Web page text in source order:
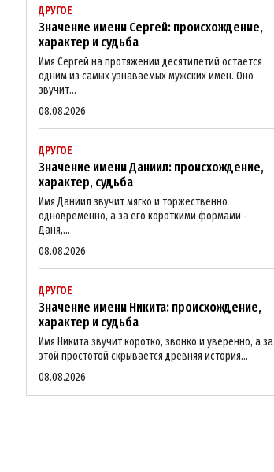
ДРУГОЕ
Значение имени Сергей: происхождение,
характер и судьба
Имя Сергей на протяжении десятилетий остается
одним из самых узнаваемых мужских имен. Оно
звучит...
08.08.2026
ДРУГОЕ
Значение имени Даниил: происхождение,
характер, судьба
Имя Даниил звучит мягко и торжественно
одновременно, а за его короткими формами -
Даня,...
08.08.2026
ДРУГОЕ
Значение имени Никита: происхождение,
характер и судьба
Имя Никита звучит коротко, звонко и уверенно, а за
этой простотой скрывается древняя история...
08.08.2026